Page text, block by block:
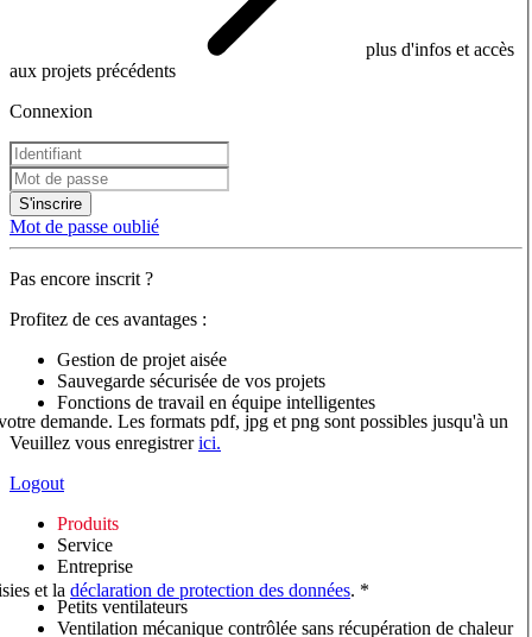
plus d'infos et accès
aux projets précédents
Connexion
S'inscrire
Mot de passe oublié
Pas encore inscrit ?
Profitez de ces avantages :
Gestion de projet aisée
Sauvegarde sécurisée de vos projets
Fonctions de travail en équipe intelligentes
Veuillez vous enregistrerici.
Logout
Produits
Service
Entreprise
Petits ventilateurs
Ventilation mécanique contrôlée sans récupération de chaleur
demande. Les formats pdf, jpg et png sont possibles jusqu'à un
et la déclaration de protection des données. *